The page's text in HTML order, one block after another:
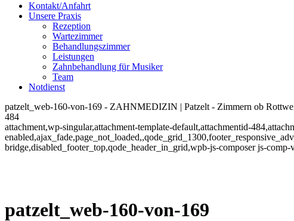
Kontakt/Anfahrt
Unsere Praxis
Rezeption
Wartezimmer
Behandlungszimmer
Leistungen
Zahnbehandlung für Musiker
Team
Notdienst
patzelt_web-160-von-169 - ZAHNMEDIZIN | Patzelt - Zimmern ob
484
attachment,wp-singular,attachment-template-default,attachmentid-
bridge,disabled_footer_top,qode_header_in_grid,wpb-js-composer js-comp-
patzelt_web-160-von-169